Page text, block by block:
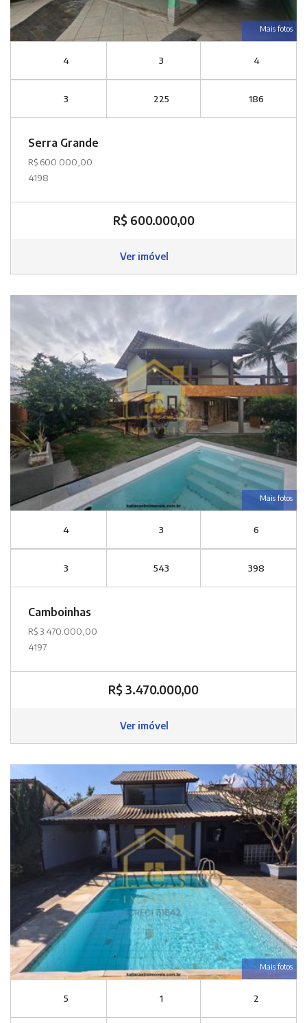
Mais fotos
4 3 4
3 225 186
Serra Grande
R$ 600.000,00
4198
R$ 600.000,00
Ver imóvel
Mais fotos
4 3 6
3 543 398
Camboinhas
R$ 3.470.000,00
4197
R$ 3.470.000,00
Ver imóvel
Mais fotos
5 1 2